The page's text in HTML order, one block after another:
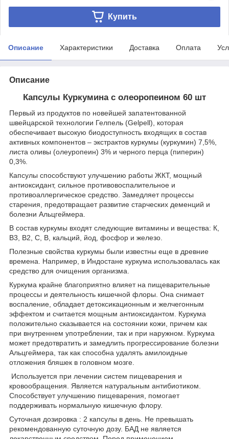
Купить
Описание Характеристики Доставка Оплата
Описание
Капсулы Куркумина с олеоропеином 60 шт
Первый из продуктов по новейшей запатентованной
швейцарской технологии Гелпель (Gelpell), которая
обеспечивает высокую биодоступность входящих в состав
активных компонентов – экстрактов куркумы (куркумин) 7,5%,
листа оливы (олеуропеин) 3% и черного перца (пиперин)
0,3%.
Капсулы способствуют улучшению работы ЖКТ, мощный
антиоксидант, сильное противовоспалительное и
противоаллергическое средство. Замедляет процессы
старения, предотвращает развитие старческих деменций и
болезни Альцгеймера.
В состав куркумы входят следующие витамины и вещества: К,
В3, В2, С, В, кальций, йод, фосфор и железо.
Полезные свойства куркумы были известны еще в древние
времена. Например, в Индостане куркума использовалась как
средство для очищения организма.
Куркума крайне благоприятно влияет на пищеварительные
процессы и деятельность кишечной флоры. Она снимает
воспаление, обладает детоксикационным и желчегонным
эффектом и считается мощным антиоксидантом. Куркума
положительно сказывается на состоянии кожи, причем как
при внутреннем употреблении, так и при наружном. Куркума
может предотвратить и замедлить прогрессирование болезни
Альцгеймера, так как способна удалять амилоидные
отложения бляшек в головном мозге.
Используется при лечении систем пищеварения и
кровообращения. Является натуральным антибиотиком.
Способствует улучшению пищеварения, помогает
поддерживать нормальную кишечную флору.
Суточная дозировка : 2 капсулы в день. Не превышать
рекомендованную суточную дозу. БАД не является